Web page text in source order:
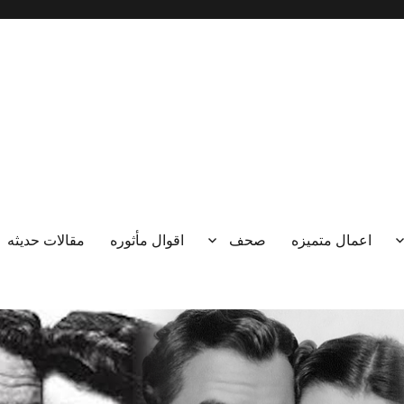
اعمال متميزه صحف اقوال مأثوره مقالات حديثه